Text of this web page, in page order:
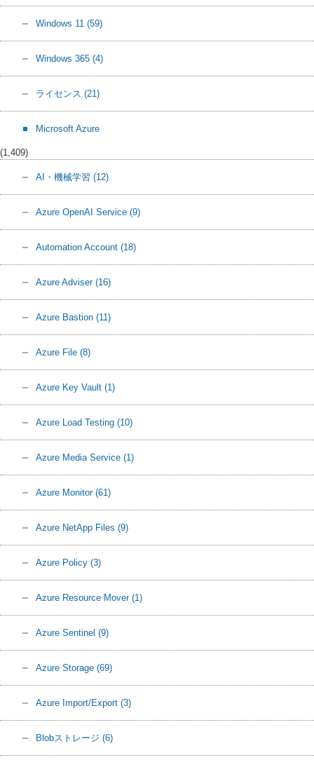
Windows 11 (59)
Windows 365 (4)
ライセンス (21)
Microsoft Azure
(1,409)
AI・機械学習 (12)
Azure OpenAI Service (9)
Automation Account (18)
Azure Adviser (16)
Azure Bastion (11)
Azure File (8)
Azure Key Vault (1)
Azure Load Testing (10)
Azure Media Service (1)
Azure Monitor (61)
Azure NetApp Files (9)
Azure Policy (3)
Azure Resource Mover (1)
Azure Sentinel (9)
Azure Storage (69)
Azure Import/Export (3)
Blobストレージ (6)